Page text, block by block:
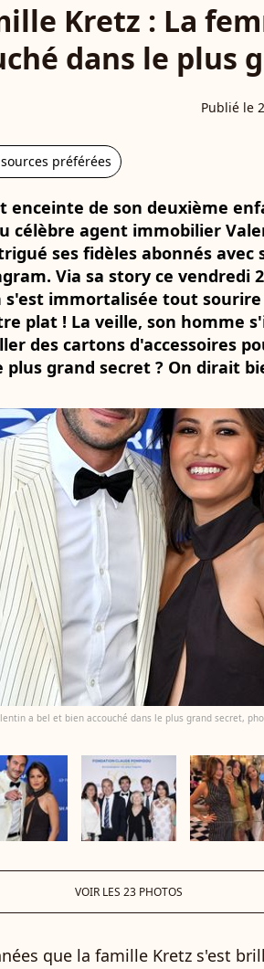
Kretz : La
dans le plus
Publié le
préférées
enceinte de son deuxième
célèbre agent immobilier
ses fidèles abonnés avec
Via sa story ce vendredi
s'est immortalisée tout sourire
plat ! La veille, son homme
des cartons d'accessoires
plus grand secret ? On dirait
a bel et bien accouché dans le plus grand secret,
VOIR LES 23 PHOTOS
que la famille Kretz s'est